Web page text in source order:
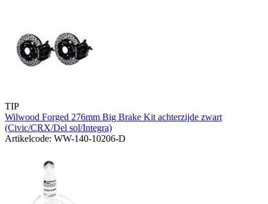
TIP
Wilwood Forged 276mm Big Brake Kit achterzijde zwart
(Civic/CRX/Del sol/Integra)
Artikelcode: WW-140-10206-D